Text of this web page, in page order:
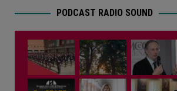
PODCAST RADIO SOUND